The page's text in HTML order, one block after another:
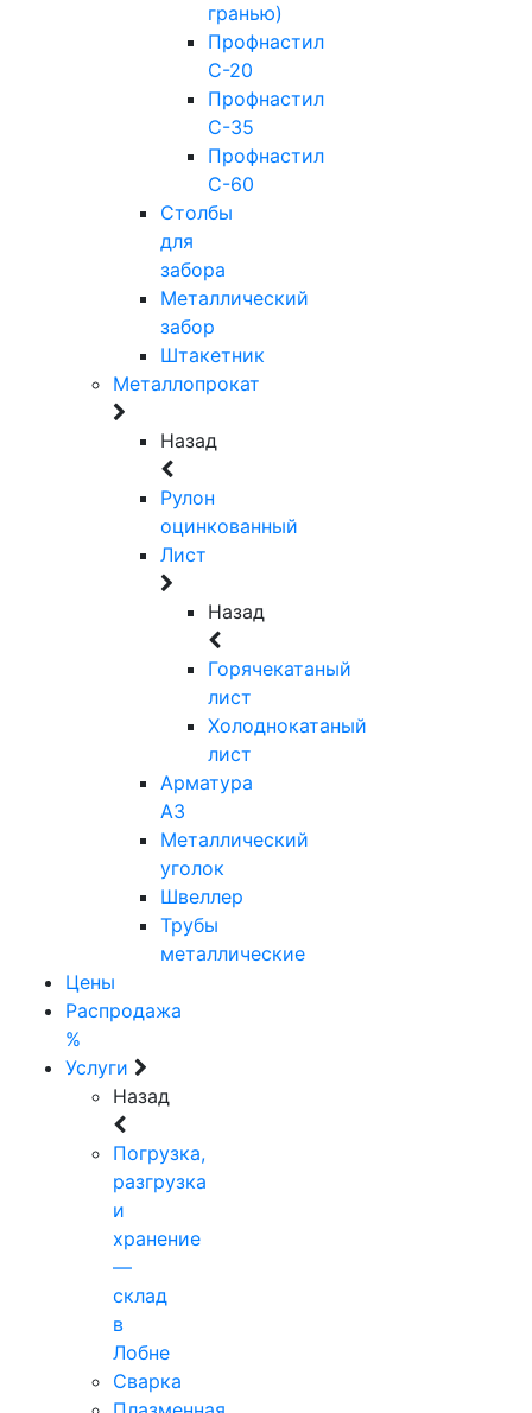
гранью)
Профнастил
С-20
Профнастил
С-35
Профнастил
С-60
Столбы
для
забора
Металлический
забор
Штакетник
Металлопрокат
Назад
Рулон
оцинкованный
Лист
Назад
Горячекатаный
лист
Холоднокатаный
лист
Арматура
А3
Металлический
уголок
Швеллер
Трубы
металлические
Цены
Распродажа
%
Услуги
Назад
Погрузка,
разгрузка
и
хранение
—
склад
в
Лобне
Сварка